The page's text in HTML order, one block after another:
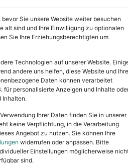
Sie unsere Website weiter besuchen
alt sind und Ihre Einwilligung zu optionalen
Sie Ihre Erziehungsberechtigten um
Technologien auf unserer Website.
andere uns helfen, diese Website und Ihre
Daten können verarbeitet
für personalisierte Anzeigen und Inhalte
Inhalten.
Ihrer Daten finden Sie in unserer
keine Verpflichtung, in die Verarbeitung
Angebot zu nutzen. Sie können Ihre
widerrufen oder anpassen. Bitte
Einstellungen möglicherweise
sind.
All rights reserved.
neuwied.de
56567 Neuwied